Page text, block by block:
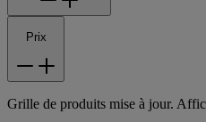
Prix
Grille de produits mise à jour.